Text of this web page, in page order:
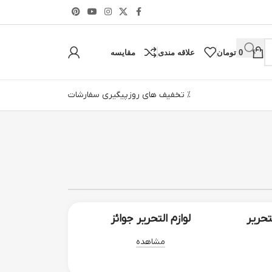
0 تومان علاقه مندی مقایسه
% تخفیف های روزپیگیری سفارشات
لوازم التحریر جوائز
مشاهده